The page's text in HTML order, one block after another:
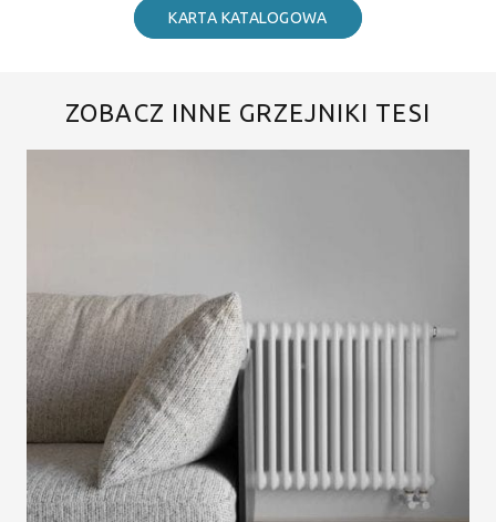
KARTA KATALOGOWA
ZOBACZ INNE GRZEJNIKI TESI